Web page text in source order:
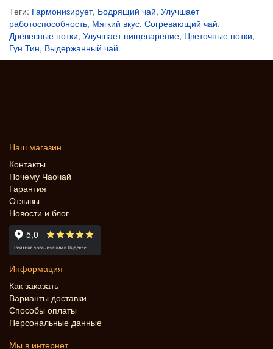
Теги: Гармонизирует, Бодрящий чай, Улучшает
работоспособность, Мягкий вкус, Согревающий чай,
Древесные нотки, Улучшает пищеварение, Цветочные нотки,
Гун Тин, Выдержанный чай
Наш магазин
Контакты
Почему Чаочай
Гарантия
Отзывы
Новости и блог
Информация
Как заказать
Варианты доставки
Способы оплаты
Персональные данные
Мы в интернет